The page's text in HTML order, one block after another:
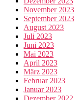
November 2023
September 2023
August 2023
Juli 2023
Juni 2023
Mai 2023
April 2023
März 2023
Februar 2023
Januar 2023
Dezember 2022